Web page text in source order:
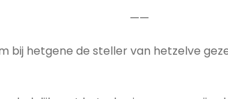
——
bij hetgene de steller van hetzelve